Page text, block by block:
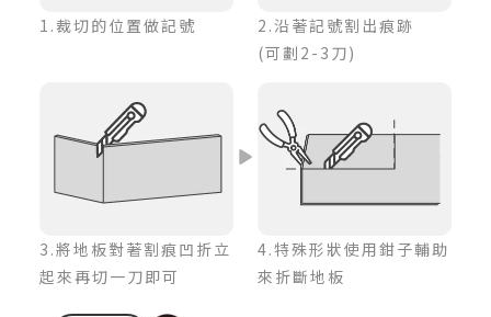
1.裁切的位置做記號
2.沿著記號割出痕跡
(可劃2-3刀)
3.將地板對著割痕凹折立
起來再切一刀即可
4.特殊形狀使用鉗子輔助
來折斷地板